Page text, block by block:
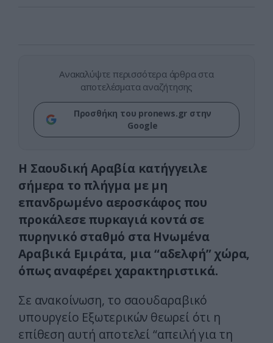
Ανακαλύψτε περισσότερα άρθρα στα
αποτελέσματα αναζήτησης
Προσθήκη του pronews.gr στην
Google
Η Σαουδική Αραβία κατήγγειλε
σήμερα το πλήγμα με μη
επανδρωμένο αεροσκάφος που
προκάλεσε πυρκαγιά κοντά σε
πυρηνικό σταθμό στα Ηνωμένα
Αραβικά Εμιράτα, μια “αδελφή” χώρα,
όπως αναφέρει χαρακτηριστικά.
Σε ανακοίνωση, το σαουδαραβικό
υπουργείο Εξωτερικών θεωρεί ότι η
επίθεση αυτή αποτελεί “απειλή για τη